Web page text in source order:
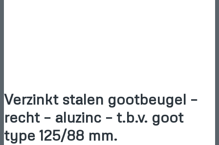
Verzinkt stalen gootbeugel –
recht – aluzinc – t.b.v. goot
type 125/88 mm.